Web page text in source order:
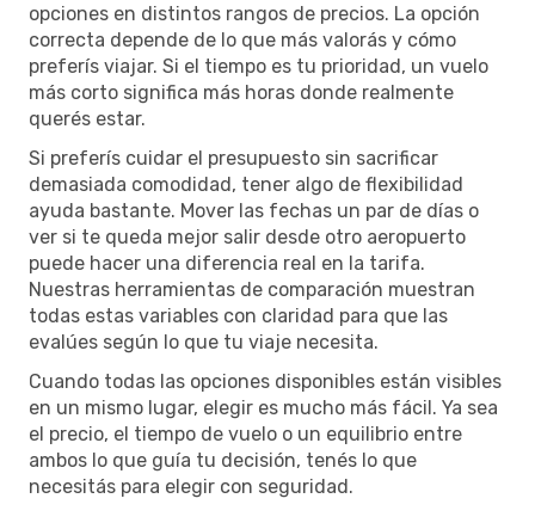
opciones en distintos rangos de precios. La opción
correcta depende de lo que más valorás y cómo
preferís viajar. Si el tiempo es tu prioridad, un vuelo
más corto significa más horas donde realmente
querés estar.
Si preferís cuidar el presupuesto sin sacrificar
demasiada comodidad, tener algo de flexibilidad
ayuda bastante. Mover las fechas un par de días o
ver si te queda mejor salir desde otro aeropuerto
puede hacer una diferencia real en la tarifa.
Nuestras herramientas de comparación muestran
todas estas variables con claridad para que las
evalúes según lo que tu viaje necesita.
Cuando todas las opciones disponibles están visibles
en un mismo lugar, elegir es mucho más fácil. Ya sea
el precio, el tiempo de vuelo o un equilibrio entre
ambos lo que guía tu decisión, tenés lo que
necesitás para elegir con seguridad.